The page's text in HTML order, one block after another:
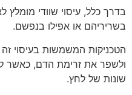
בדרך כלל, עיסוי שוודי
בשריריהם או אפילו בנפשם.
הטכניקות המשמשות בעיסוי
ולשפר את זרימת הדם, כאשר
שונות של לחץ.